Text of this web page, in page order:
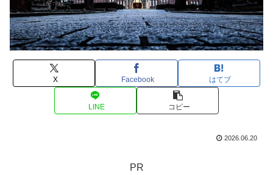
X Facebook はてブ
LINE コピー
2026.06.20
PR